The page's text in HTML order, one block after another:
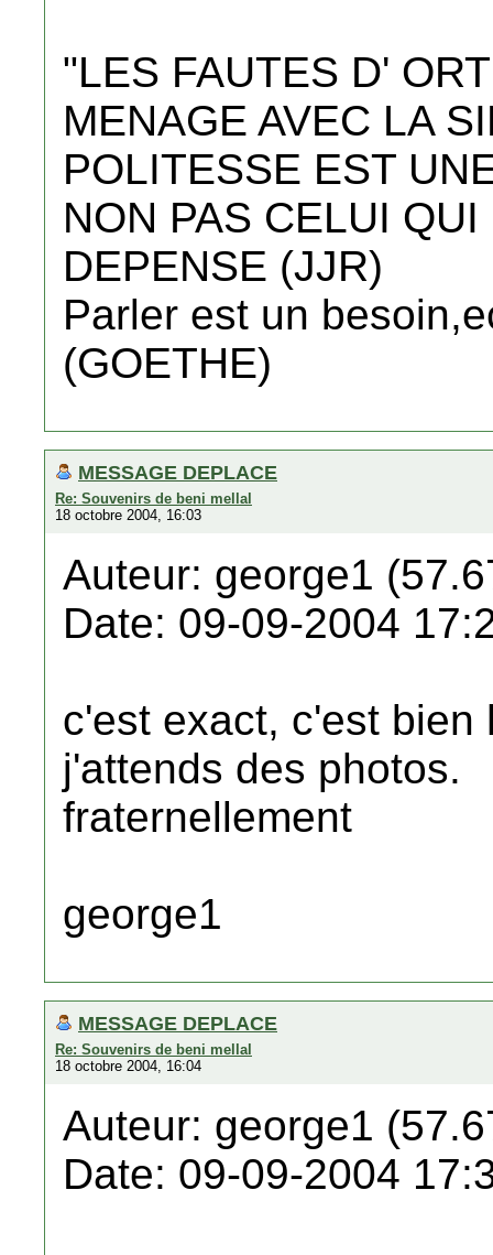
"LES FAUTES D'
MENAGE AVEC LA
POLITESSE EST
NON PAS CELUI
DEPENSE (JJR)
Parler est un
(GOETHE)
MESSAGE DEPLACE
Re: Souvenirs de beni mellal
18 octobre 2004, 16:03
Auteur: george1
Date: 09-09-2004
c'est exact, c'est
j'attends des photos.
fraternellement
george1
MESSAGE DEPLACE
Re: Souvenirs de beni mellal
18 octobre 2004, 16:04
Auteur: george1
Date: 09-09-2004